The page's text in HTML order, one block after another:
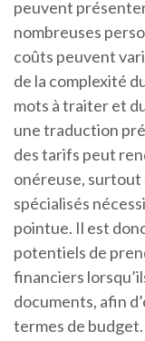
peuvent
nombreuses
coûts peuvent
de la complexité
mots à traiter et
une traduction
des tarifs peut
onéreuse, surtout
spécialisés
pointue. Il est
potentiels de
financiers
documents, afin
termes de budget.